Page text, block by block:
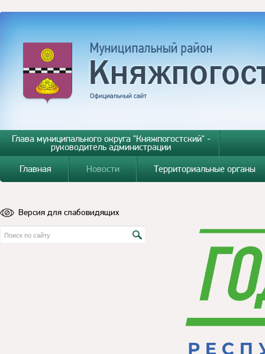
Глава муниципального округа "Княжпогостский" -
руководитель администрации
Главная
Новости Территориальные органы
Версия для слабовидящих